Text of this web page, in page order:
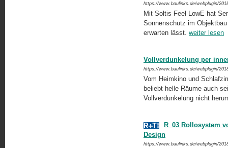
https://www.baulinks.de/webplugin/
Mit Soltis Feel LowE hat
Sonnenschutz im
erwarten lässt. weiter lesen
Vollverdunkelung per
https://www.baulinks.de/webplugin/
Vom Heimkino und
beliebt helle Räume auch
Vollverdunkelung nicht
R_03 Rollosystem
Design
https://www.baulinks.de/webplugin/